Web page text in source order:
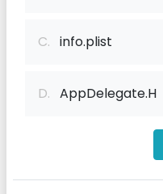
C. info.plist
D. AppDelegate.H